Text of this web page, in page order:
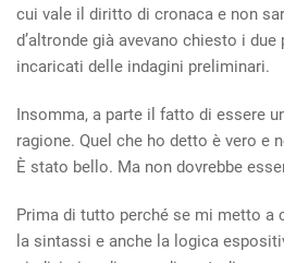
cui vale il diritto di cronaca e non
d’altronde già avevano chiesto i
incaricati delle indagini preliminari.
Insomma, a parte il fatto di essere
ragione. Quel che ho detto è vero e
È stato bello. Ma non dovrebbe
Prima di tutto perché se mi metto a
la sintassi e anche la logica